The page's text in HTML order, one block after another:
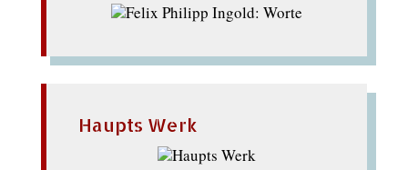
Haupts Werk